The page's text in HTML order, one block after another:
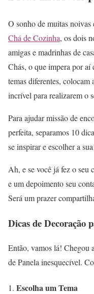
O sonho de muitas
Chá de Cozinha, os dois
amigas e madrinhas de
Chás, o que impera por aí
temas diferentes, colocam
incrível para realizarem o
Para ajudar missão de
perfeita, separamos 10
se inspirar e escolher a
Ah, e se você já fez o seu
e um depoimento seu
Será um prazer
Dicas de Decoração
Então, vamos lá! Chegou
de Panela inesquecível.
Escolha um Tema